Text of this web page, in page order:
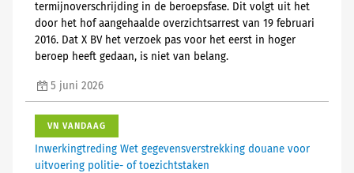
termijnoverschrijding in de beroepsfase. Dit volgt uit het
door het hof aangehaalde overzichtsarrest van 19 februari
2016. Dat X BV het verzoek pas voor het eerst in hoger
beroep heeft gedaan, is niet van belang.
5 juni 2026
VN VANDAAG
Inwerkingtreding Wet gegevensverstrekking douane voor
uitvoering politie- of toezichtstaken